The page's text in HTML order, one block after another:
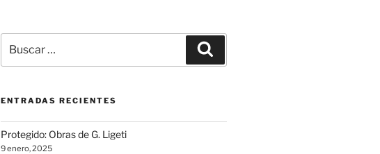
por:
ENTRADAS RECIENTES
Protegido: Obras de G. Ligeti
9 enero, 2025